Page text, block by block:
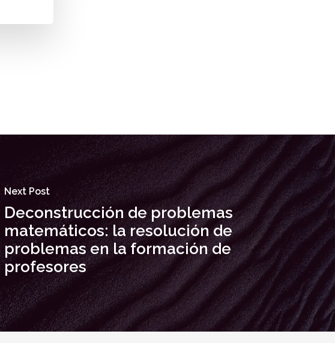
Next Post
Deconstrucción de problemas
matemáticos: la resolución de
problemas en la formación de
profesores